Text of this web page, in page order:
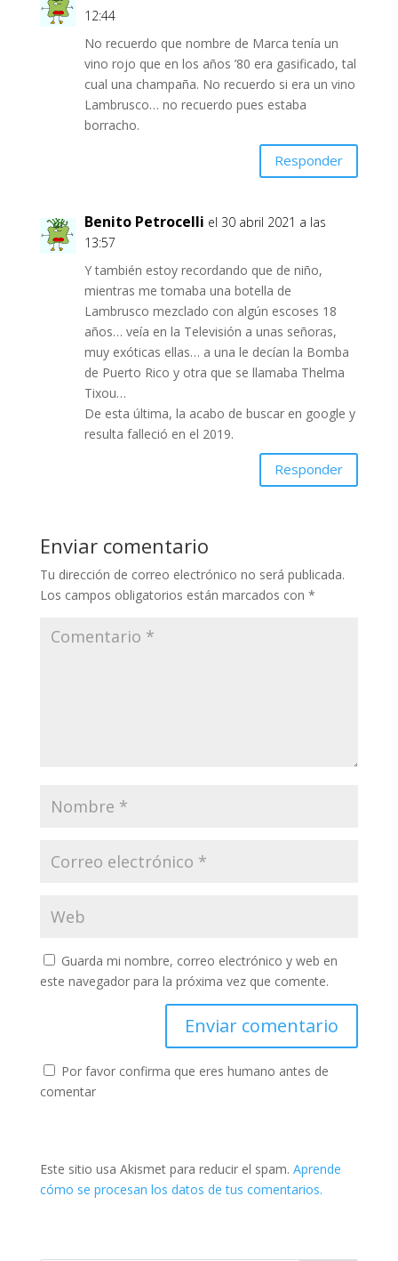
12:44
No recuerdo que nombre de Marca tenía un
vino rojo que en los años ’80 era gasificado, tal
cual una champaña. No recuerdo si era un vino
Lambrusco… no recuerdo pues estaba
borracho.
Responder
Benito Petrocelli el 30 abril 2021 a las
13:57
Y también estoy recordando que de niño,
mientras me tomaba una botella de
Lambrusco mezclado con algún escoses 18
años… veía en la Televisión a unas señoras,
muy exóticas ellas… a una le decían la Bomba
de Puerto Rico y otra que se llamaba Thelma
Tixou…
De esta última, la acabo de buscar en google y
resulta falleció en el 2019.
Responder
Enviar comentario
Tu dirección de correo electrónico no será publicada.
Los campos obligatorios están marcados con *
Guarda mi nombre, correo electrónico y web en
este navegador para la próxima vez que comente.
Por favor confirma que eres humano antes de
comentar
Este sitio usa Akismet para reducir el spam. Aprende
cómo se procesan los datos de tus comentarios.